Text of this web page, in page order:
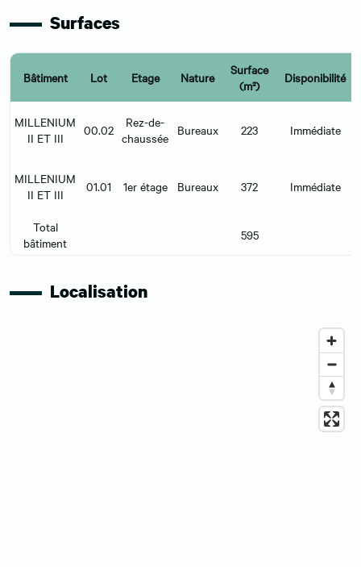
Surfaces
Bâtiment Lot Etage Nature
Surface
(m²)
Disponibilité
MILLENIUM
II ET III
00.02
Rez-de-
chaussée Bureaux 223 Immédiate
MILLENIUM
II ET III
01.01 1er étage Bureaux 372 Immédiate
Total
bâtiment
595
Localisation